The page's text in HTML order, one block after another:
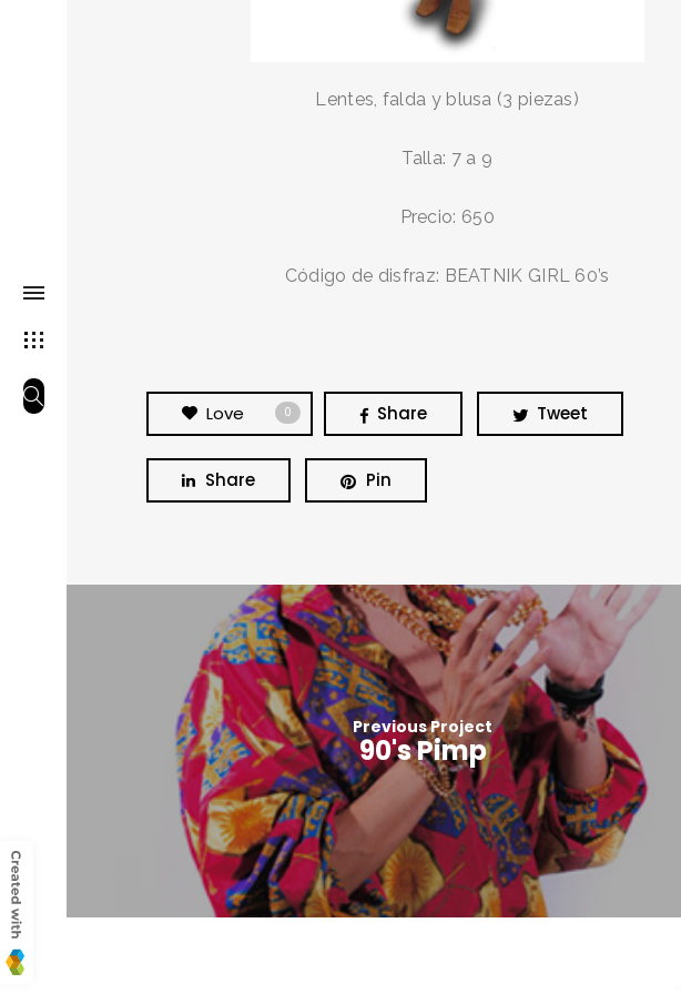
Lentes, falda y blusa (3 piezas)
Talla: 7 a 9
Precio: 650
Código de disfraz: BEATNIK GIRL 60’s
Love 0 Share Tweet
Share Pin
Previous Project
90's Pimp